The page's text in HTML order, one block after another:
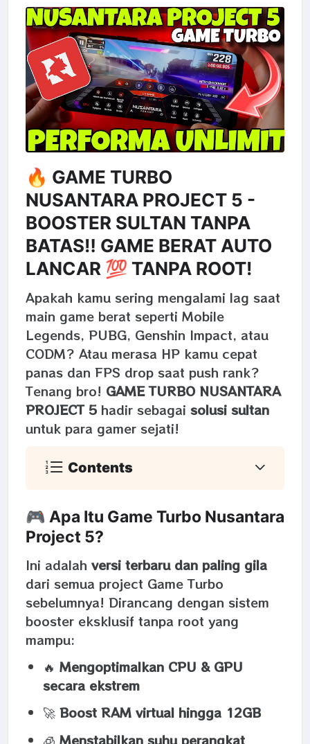
🔥 GAME TURBO
NUSANTARA PROJECT 5 -
BOOSTER SULTAN TANPA
BATAS‼️ GAME BERAT AUTO
LANCAR 💯 TANPA ROOT!
Apakah kamu sering mengalami lag saat
main game berat seperti Mobile
Legends, PUBG, Genshin Impact, atau
CODM? Atau merasa HP kamu cepat
panas dan FPS drop saat push rank?
Tenang bro! GAME TURBO NUSANTARA
PROJECT 5hadir sebagai solusi sultan
untuk para gamer sejati!
Contents
🎮 Apa Itu Game Turbo Nusantara
Project 5?
Ini adalah versi terbaru dan paling gila
dari semua project Game Turbo
sebelumnya! Dirancang dengan sistem
booster eksklusif tanpa root yang
mampu:
🔥 Mengoptimalkan CPU & GPU
secara ekstrem
🚀 Boost RAM virtual hingga 12GB
🧊 Menstabilkan suhu perangkat